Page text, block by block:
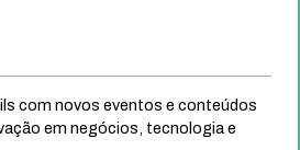
com novos eventos e conteúdos